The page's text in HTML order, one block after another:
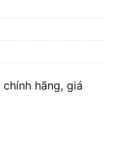
hãng, giá
kèm Pin & Sạc) số